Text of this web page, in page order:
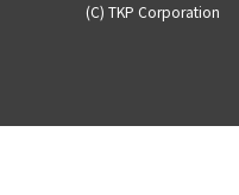
(C) TKP Corporation